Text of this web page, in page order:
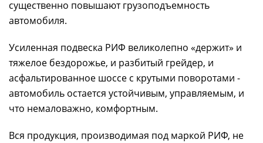
существенно повышают грузоподъемность
автомобиля.
Усиленная подвеска РИФ великолепно «держит» и
тяжелое бездорожье, и разбитый грейдер, и
асфальтированное шоссе с крутыми поворотами -
автомобиль остается устойчивым, управляемым, и
что немаловажно, комфортным.
Вся продукция, производимая под маркой РИФ, не